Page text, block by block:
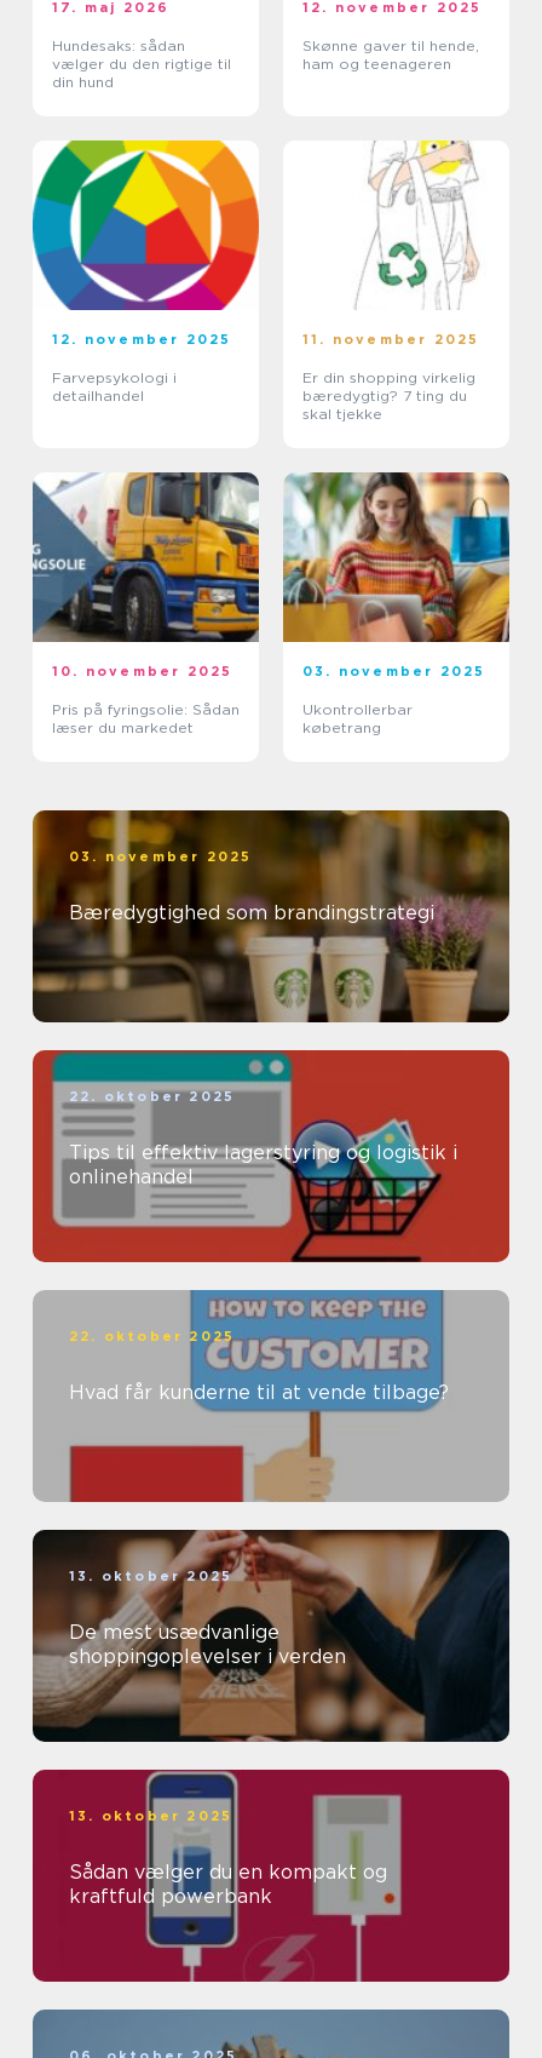
17. maj 2026
Hundesaks: sådan
vælger du den rigtige til
din hund
12. november 2025
Skønne gaver til hende,
ham og teenageren
12. november 2025
Farvepsykologi i
detailhandel
11. november 2025
Er din shopping virkelig
bæredygtig? 7 ting du
skal tjekke
10. november 2025
Pris på fyringsolie: Sådan
læser du markedet
03. november 2025
Ukontrollerbar
købetrang
03. november 2025
Bæredygtighed som brandingstrategi
22. oktober 2025
Tips til effektiv lagerstyring og logistik i
onlinehandel
22. oktober 2025
Hvad får kunderne til at vende tilbage?
13. oktober 2025
De mest usædvanlige
shoppingoplevelser i verden
13. oktober 2025
Sådan vælger du en kompakt og
kraftfuld powerbank